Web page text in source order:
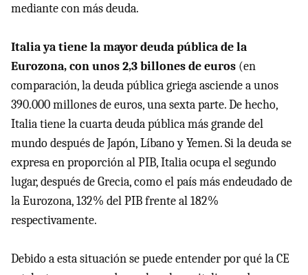
mediante con más deuda.
Italia ya tiene la mayor deuda pública de la
Eurozona, con unos 2,3 billones de euros (en
comparación, la deuda pública griega asciende a unos
390.000 millones de euros, una sexta parte. De hecho,
Italia tiene la cuarta deuda pública más grande del
mundo después de Japón, Líbano y Yemen. Si la deuda se
expresa en proporción al PIB, Italia ocupa el segundo
lugar, después de Grecia, como el país más endeudado de
la Eurozona, 132% del PIB frente al 182%
respectivamente.
Debido a esta situación se puede entender por qué la CE